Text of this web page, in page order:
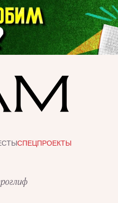
СПЕЦПРОЕКТЫ